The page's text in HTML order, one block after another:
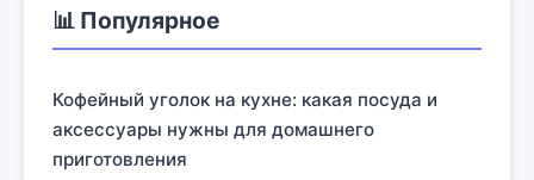
📊 Популярное
Кофейный уголок на кухне: какая посуда и
аксессуары нужны для домашнего
приготовления